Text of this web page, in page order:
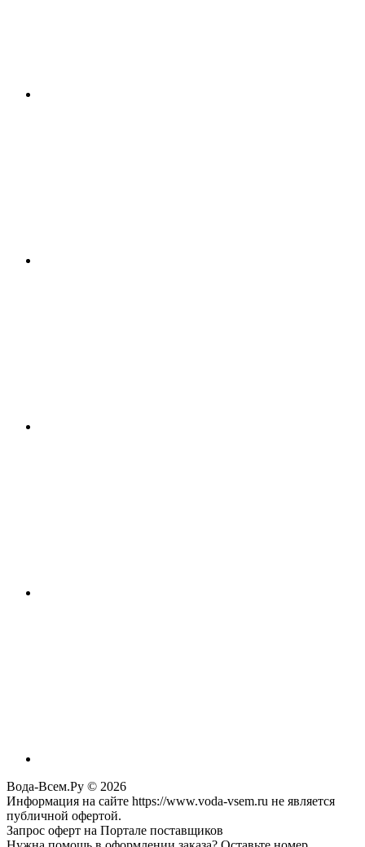
Вода-Всем.Ру © 2026
Информация на сайте https://www.voda-vsem.ru не является
публичной офертой.
Запрос оферт на Портале поставщиков